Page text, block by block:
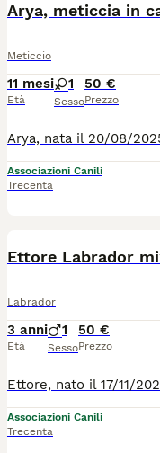
Arya, meticcia in
Meticcio
11 mesi
Età
1
Sesso
50 €
Prezzo
Associazioni Canili
Trecenta
Ettore Labrador
Labrador
3 anni
Età
1
Sesso
50 €
Prezzo
Associazioni Canili
Trecenta